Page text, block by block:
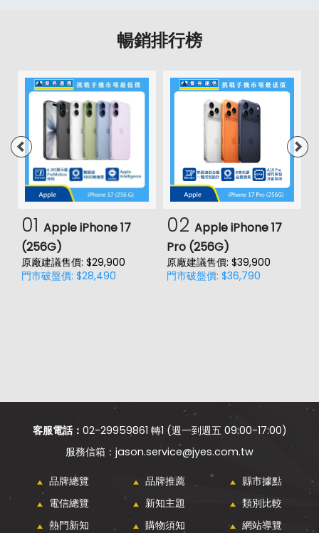
暢銷排行榜
01 Apple iPhone 17
(256G)
原廠建議售價: $29,900
門市破盤價: $28,490
02 Apple iPhone 17
Pro (256G)
原廠建議售價: $39,900
門市破盤價: $36,790
客服電話： 02-29959861 轉1 (週一到週五 09:00-17:00)
jason.service@jyes.com.tw
品牌總覽 品牌推薦
縣市據點
電信總覽
新知主題
類別比較
熱門新知
購物須知 網站導覽